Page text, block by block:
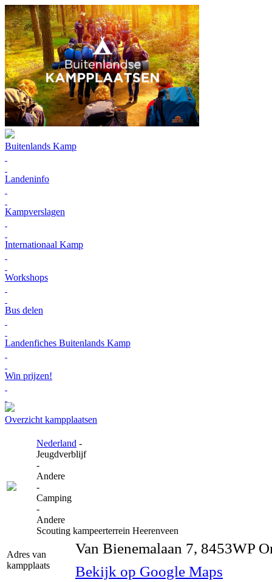
Buitenlands Kamp
Landeninfo
Kampverslagen
Internationaal Kamp
Workshops
Bus delen
Landenfiches Buitenlands Kamp
Win prijzen!
Overzicht kampplaatsen
Nederland -
Jeugdverblijf
-
Andere
-
Camping
-
Andere
Scouting kampeerterrein Heerenveen
Adres van
kampplaats
Van Bienemalaan 7, 8453WP
Bekijk op Google Maps